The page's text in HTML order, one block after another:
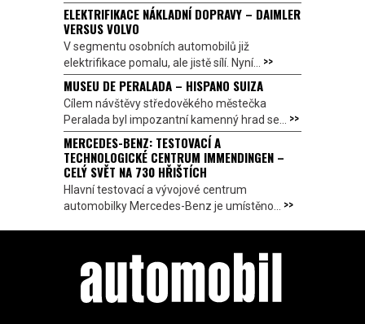
ELEKTRIFIKACE NÁKLADNÍ DOPRAVY – DAIMLER
VERSUS VOLVO
V segmentu osobních automobilů již
elektrifikace pomalu, ale jistě sílí. Nyní... >>
MUSEU DE PERALADA – HISPANO SUIZA
Cílem návštěvy středověkého městečka
Peralada byl impozantní kamenný hrad se... >>
MERCEDES-BENZ: TESTOVACÍ A
TECHNOLOGICKÉ CENTRUM IMMENDINGEN –
CELÝ SVĚT NA 730 HŘIŠTÍCH
Hlavní testovací a vývojové centrum
automobilky Mercedes-Benz je umístěno... >>